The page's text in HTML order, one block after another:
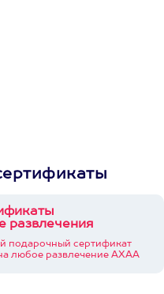
развлечения
подарочный сертификат
любое развлечение АХАА